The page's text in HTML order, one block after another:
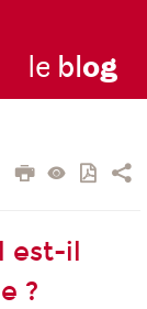
le blog
est-il
?